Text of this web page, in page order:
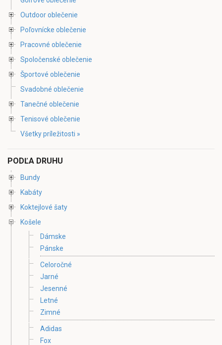
Outdoor oblečenie
Poľovnícke oblečenie
Pracovné oblečenie
Spoločenské oblečenie
Športové oblečenie
Svadobné oblečenie
Tanečné oblečenie
Tenisové oblečenie
Všetky príležitosti »
PODĽA DRUHU
Bundy
Kabáty
Koktejlové šaty
Košele
Dámske
Pánske
Celoročné
Jarné
Jesenné
Letné
Zimné
Adidas
Fox